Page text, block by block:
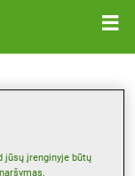
jūsų įrenginyje būtų